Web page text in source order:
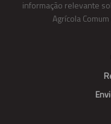
informação relevante
Agrícola